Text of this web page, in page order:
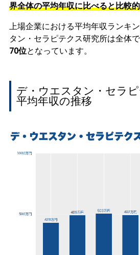
界全体の平均年収に比べると比較
上場企業における平均年収ランキ
タン・セラピテクス研究所は全体で
70位となっています。
デ・ウエスタン・セラ
平均年収の推移